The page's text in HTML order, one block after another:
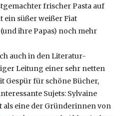
frischer Pasta auf
ein süßer weißer Fiat
ihre Papas) noch mehr
auch in den Literatur-
Leitung einer sehr netten
Gespür für schöne Bücher,
Sujets: Sylvaine
als eine der Gründerinnen von